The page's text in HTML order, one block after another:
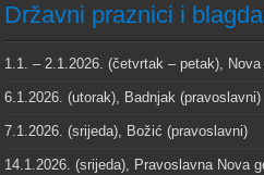
Državni praznici i
1.1. – 2.1.2026. (četvrtak – petak), Nova
6.1.2026. (utorak), Badnjak (pravoslavni)
7.1.2026. (srijeda), Božić (pravoslavni)
14.1.2026. (srijeda), Pravoslavna Nova